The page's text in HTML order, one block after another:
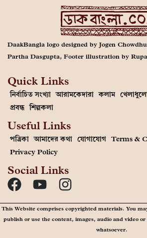
DaakBangla logo designed by Jogen
Partha Dasgupta, Footer illustration by
Quick Links
নির্বাচিত সংখ্যা আরামকেদারা কলাম
প্রবন্ধ শিল্পকলা
Useful Links
পত্রিকা আমাদের কথা যোগাযোগ Terms &
Privacy Policy
Social Links
This Website comprises copyrighted materials. You
publish or use the content, images, audio and video
whatsoever.